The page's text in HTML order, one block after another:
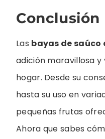
Conclusión
Las bayas de
adición maravillosa
hogar. Desde su
hasta su uso en
pequeñas frutas
Ahora que sabes